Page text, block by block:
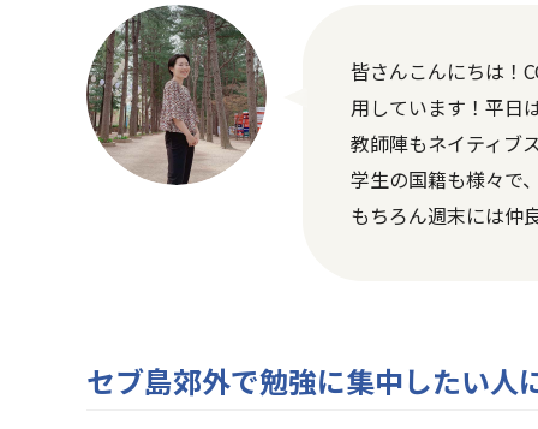
皆さんこんにちは！
用しています！平日
教師陣もネイティブ
学生の国籍も様々で
もちろん週末には仲
セブ島郊外で勉強に集中したい人